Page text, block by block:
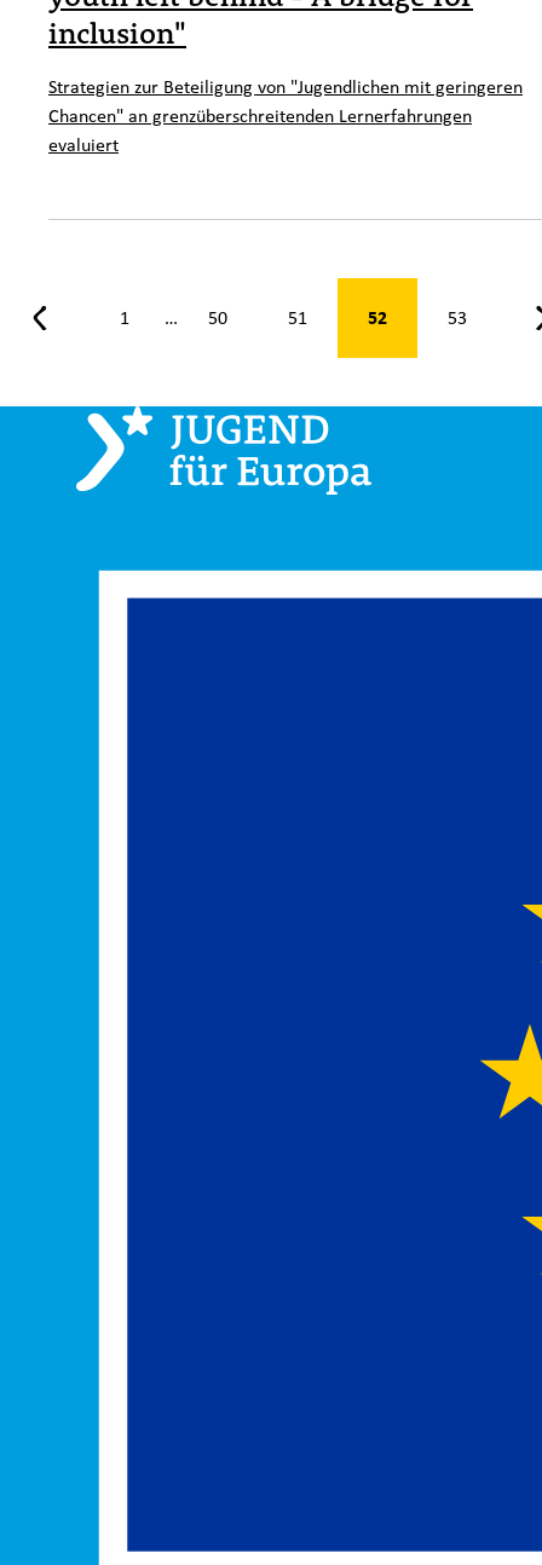
inclusion"
Strategien zur Beteiligung von "Jugendlichen mit geringeren
Chancen" an grenzüberschreitenden Lernerfahrungen
evaluiert
Zurück 1 … 50 51 52 53